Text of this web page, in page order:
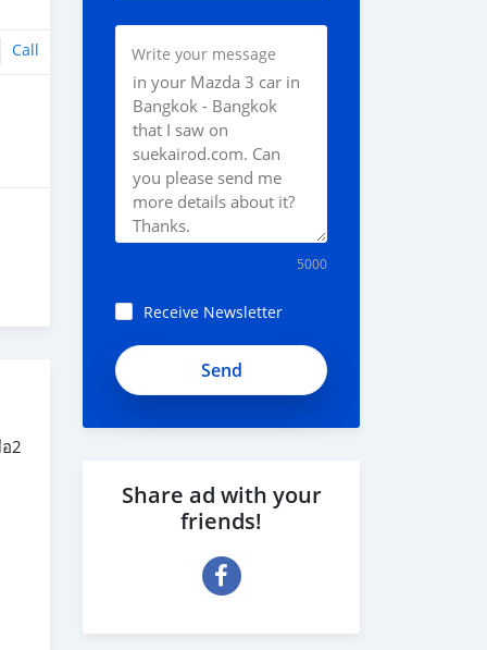
Call
2
Write your message
5000
Receive Newsletter
Share ad with your
friends!